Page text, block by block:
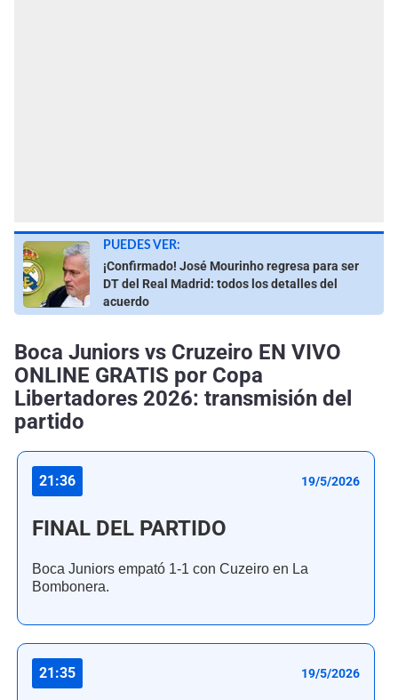
PUEDES VER:
¡Confirmado! José Mourinho regresa para ser
DT del Real Madrid: todos los detalles del
acuerdo
Boca Juniors vs Cruzeiro EN VIVO
ONLINE GRATIS por Copa
Libertadores 2026: transmisión del
partido
21:36 19/5/2026
FINAL DEL PARTIDO
Boca Juniors empató 1-1 con Cuzeiro en La
Bombonera.
21:35 19/5/2026